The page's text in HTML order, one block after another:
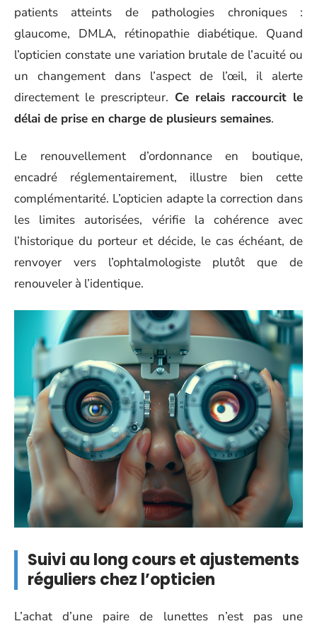
patients atteints de pathologies chroniques :
glaucome, DMLA, rétinopathie diabétique. Quand
l’opticien constate une variation brutale de l’acuité ou
un changement dans l’aspect de l’œil, il alerte
directement le prescripteur. Ce relais raccourcit le
délai de prise en charge de plusieurs semaines.
Le renouvellement d’ordonnance en boutique,
encadré réglementairement, illustre bien cette
complémentarité. L’opticien adapte la correction dans
les limites autorisées, vérifie la cohérence avec
l’historique du porteur et décide, le cas échéant, de
renvoyer vers l’ophtalmologiste plutôt que de
renouveler à l’identique.
Suivi au long cours et ajustements
réguliers chez l’opticien
L’achat d’une paire de lunettes n’est pas une